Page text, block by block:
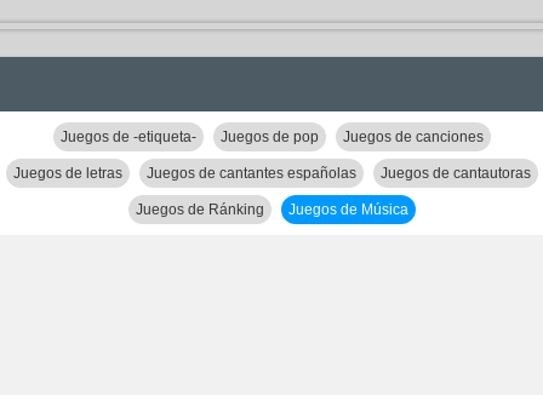
Juegos de -etiqueta- Juegos de pop Juegos de canciones
Juegos de letras Juegos de cantantes españolas Juegos de cantautoras
Juegos de Ránking Juegos de Música